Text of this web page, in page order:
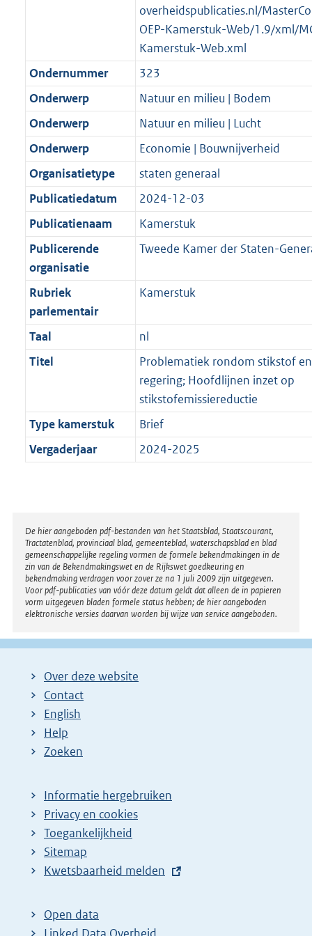
overheidspublicaties.nl/
OEP-Kamerstuk-Web/1.9/xml/
Kamerstuk-Web.xml
Ondernummer
323
Onderwerp
Natuur en milieu | Bodem
Onderwerp
Natuur en milieu | Lucht
Onderwerp
Economie | Bouwnijverheid
Organisatietype
staten generaal
Publicatiedatum
2024-12-03
Publicatienaam
Kamerstuk
Publicerende
organisatie
Tweede Kamer der Staten-
Rubriek
parlementair
Kamerstuk
Taal
nl
Titel
Problematiek rondom stikstof en
regering; Hoofdlijnen inzet op
stikstofemissiereductie
Type kamerstuk
Brief
Vergaderjaar
2024-2025
Disclaimer
De hier aangeboden pdf-bestanden van het Staatsblad, Staatscourant,
Tractatenblad, provinciaal blad, gemeenteblad, waterschapsblad en blad
gemeenschappelijke regeling vormen de formele bekendmakingen in de
zin van de Bekendmakingswet en de Rijkswet goedkeuring en
bekendmaking verdragen voor zover ze na 1 juli 2009 zijn uitgegeven.
Voor pdf-publicaties van vóór deze datum geldt dat alleen de in papieren
vorm uitgegeven bladen formele status hebben; de hier aangeboden
elektronische versies daarvan worden bij wijze van service aangeboden.
Over deze website
Contact
English
Help
Zoeken
Informatie hergebruiken
Privacy en cookies
Toegankelijkheid
Sitemap
E
t
e
Kwetsbaarheid melden
Open data
Linked Data Overheid